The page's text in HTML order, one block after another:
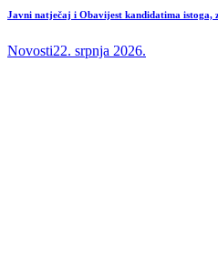
Javni natječaj i Obavijest kandidatima istoga,
Novosti22. srpnja 2026.